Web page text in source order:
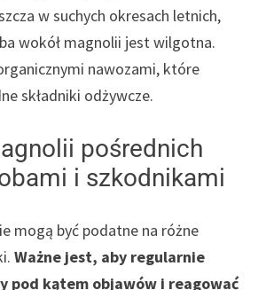
w suchych okresach letnich,
wokół magnolii jest wilgotna.
nawozami, które
składniki odżywcze.
pośrednich
i szkodnikami
mogą być podatne na różne
Ważne jest, aby regularnie
pod kątem objawów i reagować